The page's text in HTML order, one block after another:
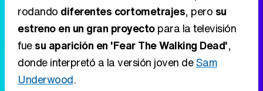
rodando diferentes cortometrajes, pero su
estreno en un gran proyectopara la televisión
fuesu aparición en 'Fear The Walking Dead',
donde interpretó a la versión joven deSam
Underwood.